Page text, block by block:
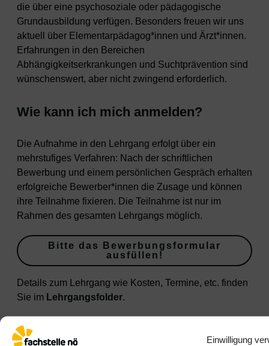
Einwilligung
die über eine psychosoziale oder pädagogische
Grundausbildung verfügen. Besonders freuen wir uns
aktuell über Elementarpädagog*innen und Ärzt*innen.
Erfahrungen in den Bereichen
Abhängigkeitserkrankungen und Suchtprävention sind
wünschenswert, aber nicht zwingend erforderlich.
Wie kann ich mich anmelden?
Die Aufnahme in den Lehrgang erfolgt über ein
mehrstufiges Verfahren: Nach der schriftlichen
Bewerbung und einem persönlichen Gespräch erhalten
erfolgreiche Bewerber*innen die Zusage und können
ihre Teilnahme fixieren. Die Teilnahme ist nur im
Rahmen des gesamten Lehrgangs möglich.
Bitte das Bewerbungsformular
ausfüllen!
Details zum Lehrgang wie Kosten, Termine, etc. finden
Sie im Lehrgangsfolder.
Falls Sie es in Ihrer Einrichtung aushängen wollen,
wäre hierfür der
besser geeignet.